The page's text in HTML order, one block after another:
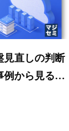
見直しの判断